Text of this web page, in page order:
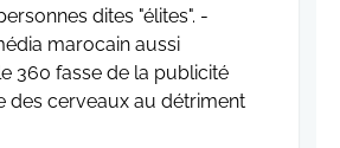
dites "élites". -
marocain aussi
360 fasse de la publicité
des cerveaux au détriment